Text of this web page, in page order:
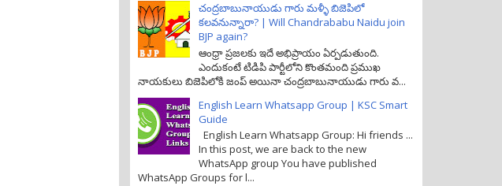
చంద్రబాబునాయుడు గారు మళ్ళీ బిజెపిలో
కలవనున్నారా? | Will Chandrababu Naidu join
BJP again?
ఆంధ్రా ప్రజలకు ఇదే అభిప్రాయం ఏర్పడుతుంది.
ఎందుకంటే టిడిపి పార్టీలోని కొంతమంది ప్రముఖ
నాయకులు బిజెపిలోకి జంప్ అయినా చంద్రబాబునాయుడు గారు వ...
English Learn Whatsapp Group | KSC Smart
Guide
English Learn Whatsapp Group: Hi friends ...
In this post, we are back to the new
WhatsApp group You have published
WhatsApp Groups for l...